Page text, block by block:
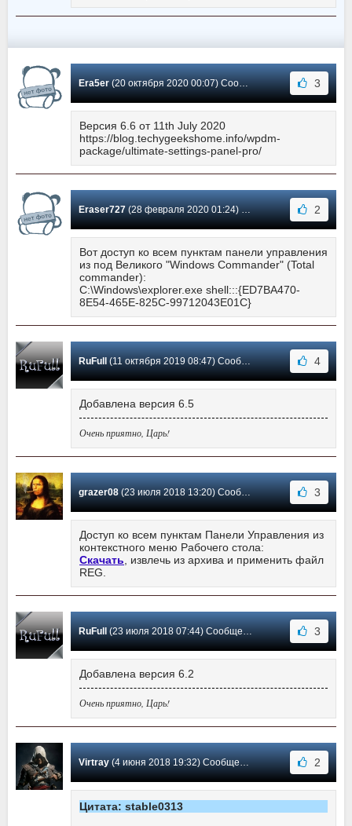
Era5er(20 октября 2020 00:07) Сообщение #68 3
Версия 6.6 от 11th July 2020
https://blog.techygeekshome.info/wpdm-
package/ultimate-settings-panel-pro/
Eraser727(28 февраля 2020 01:24) Сообщение #67 2
Вот доступ ко всем пунктам панели управления
из под Великого "Windows Commander" (Total
commander):
C:\Windows\explorer.exe shell:::{ED7BA470-
8E54-465E-825C-99712043E01C}
RuFull(11 октября 2019 08:47) Сообщение #66 4
Добавлена версия 6.5
Очень приятно, Царь!
grazer08(23 июля 2018 13:20) Сообщение #65 3
Доступ ко всем пунктам Панели Управления из
контекстного меню Рабочего стола:
Скачать , извлечь из архива и применить файл
REG.
RuFull(23 июля 2018 07:44) Сообщение #64 3
Добавлена версия 6.2
Очень приятно, Царь!
Virtray(4 июня 2018 19:32) Сообщение #63 2
Цитата: stable0313